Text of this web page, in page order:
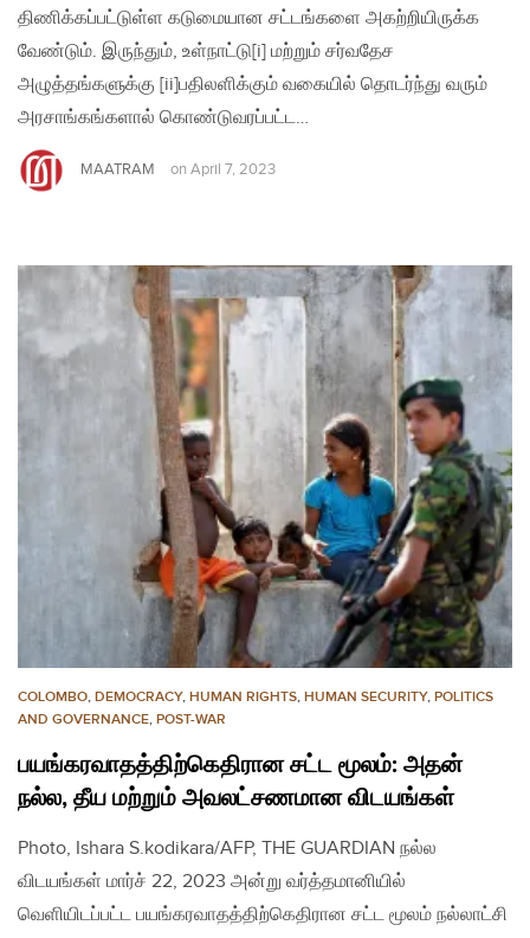
திணிக்கப்பட்டுள்ள கடுமையான சட்டங்களை அகற்றியிருக்க
வேண்டும். இருந்தும், உள்நாட்டு[i] மற்றும் சர்வதேச
அழுத்தங்களுக்கு [ii]பதிலளிக்கும் வகையில் தொடர்ந்து வரும்
அரசாங்கங்களால் கொண்டுவரப்பட்ட…
MAATRAM on April 7, 2023
COLOMBO, DEMOCRACY, HUMAN RIGHTS, HUMAN SECURITY, POLITICS
AND GOVERNANCE, POST-WAR
பயங்கரவாதத்திற்கெதிரான சட்ட மூலம்: அதன்
நல்ல, தீய மற்றும் அவலட்சணமான விடயங்கள்
Photo, Ishara S.kodikara/AFP, THE GUARDIAN நல்ல
விடயங்கள் மார்ச் 22, 2023 அன்று வர்த்தமானியில்
வெளியிடப்பட்ட பயங்கரவாதத்திற்கெதிரான சட்ட மூலம் நல்லாட்சி